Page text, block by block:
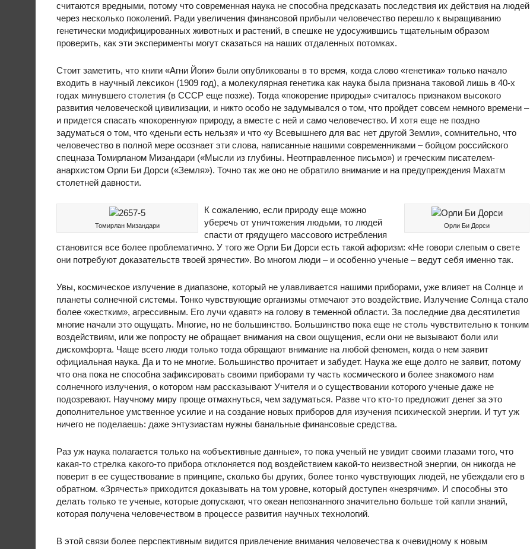
считаются вредными, потому что современная наука не способна предсказать последствия их действия на людей
через несколько поколений. Ради увеличения финансовой прибыли человечество перешло к выращиванию
генетически модифицированных животных и растений, в спешке не удосужившись тщательным образом
проверить, как эти эксперименты могут сказаться на наших отдаленных потомках.
Стоит заметить, что книги «Агни Йоги» были опубликованы в то время, когда слово «генетика» только начало
входить в научный лексикон (1909 год), а молекулярная генетика как наука была признана таковой лишь в 40-х
годах минувшего столетия (в СССР еще позже). Тогда «покорение природы» считалось признаком высокого
развития человеческой цивилизации, и никто особо не задумывался о том, что пройдет совсем немного времени ‒
и придется спасать «покоренную» природу, а вместе с ней и само человечество. И хотя еще не поздно
задуматься о том, что «деньги есть нельзя» и что «у Всевышнего для вас нет другой Земли», сомнительно, что
человечество в полной мере осознает эти слова, написанные нашими современниками ‒ бойцом российского
спецназа Томирланом Мизандари («Мысли из глубины. Неотправленное письмо») и греческим писателем-
анархистом Орли Би Дорси («Земля»). Точно так же оно не обратило внимание и на предупреждения Махатм
столетней давности.
Томирлан Мизандари Орли Би Дорси
К сожалению, если природу еще можно
уберечь от уничтожения людьми, то людей
спасти от грядущего массового истребления
становится все более проблематично. У того же Орли Би Дорси есть такой афоризм: «Не говори слепым о свете
они потребуют доказательств твоей зрячести». Во многом люди – и особенно ученые – ведут себя именно так.
Увы, космическое излучение в диапазоне, который не улавливается нашими приборами, уже влияет на Солнце и
планеты солнечной системы. Тонко чувствующие организмы отмечают это воздействие. Излучение Солнца стало
более «жестким», агрессивным. Его лучи «давят» на голову в теменной области. За последние два десятилетия
многие начали это ощущать. Многие, но не большинство. Большинство пока еще не столь чувствительно к тонким
воздействиям, или же попросту не обращает внимания на свои ощущения, если они не вызывают боли или
дискомфорта. Чаще всего люди только тогда обращают внимание на любой феномен, когда о нем заявит
официальная наука. Да и то не многие. Большинство прочитает и забудет. Наука же еще долго не заявит, потому
что она пока не способна зафиксировать своими приборами ту часть космического и более знакомого нам
солнечного излучения, о котором нам рассказывают Учителя и о существовании которого ученые даже не
подозревают. Научному миру проще отмахнуться, чем задуматься. Разве что кто-то предложит денег за это
дополнительное умственное усилие и на создание новых приборов для изучения психической энергии. И тут уж
ничего не поделаешь: даже энтузиастам нужны банальные финансовые средства.
Раз уж наука полагается только на «объективные данные», то пока ученый не увидит своими глазами того, что
какая-то стрелка какого-то прибора отклоняется под воздействием какой-то неизвестной энергии, он никогда не
поверит в ее существование в принципе, сколько бы других, более тонко чувствующих людей, не убеждали его в
обратном. «Зрячесть» приходится доказывать на том уровне, который доступен «незрячим». И способны это
делать только те ученые, которые допускают, что океан непознанного значительно больше той капли знаний,
которая получена человечеством в процессе развития научных технологий.
В этой связи более перспективным видится привлечение внимания человечества к очевидному к новым